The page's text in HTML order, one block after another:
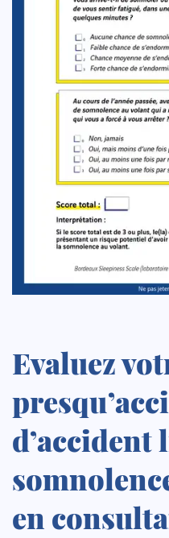
Evaluez
d’accident
en